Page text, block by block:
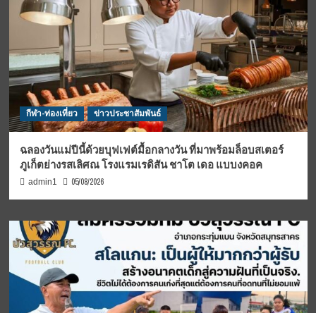
กีฬา-ท่องเที่ยว ข่าวประชาสัมพันธ์
ฉลองวันแม่ปีนี้ด้วยบุฟเฟต์มื้อกลางวัน ที่มาพร้อมล็อบสเตอร์
ภูเก็ตย่างรสเลิศณ โรงแรมเรดิสัน ชาโต เดอ แบบงคอค
admin1 05/08/2026